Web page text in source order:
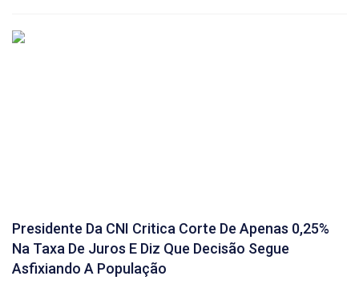
Presidente Da CNI Critica Corte De Apenas 0,25%
Na Taxa De Juros E Diz Que Decisão Segue
Asfixiando A População